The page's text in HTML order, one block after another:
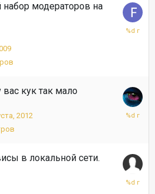
модераторов на
12
кук так мало
2012
22
в локальной сети.
8